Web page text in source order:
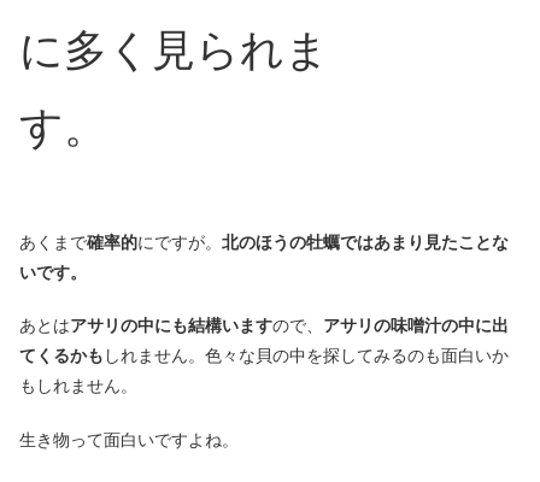
に多く見られま
す。
あくまで確率的にですが。 北のほうの牡蠣ではあまり見たことな
いです。
あとはアサリの中にも結構いますので、 アサリの味噌汁の中に出
てくるかも しれません。色々な貝の中を探してみるのも面白いか
もしれません。
生き物って面白いですよね。